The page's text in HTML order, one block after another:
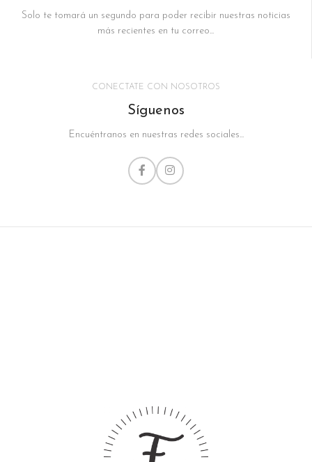
Solo te tomará un segundo para poder recibir nuestras noticias
más recientes en tu correo...
CONECTATE CON NOSOTROS
Síguenos
Encuéntranos en nuestras redes sociales...